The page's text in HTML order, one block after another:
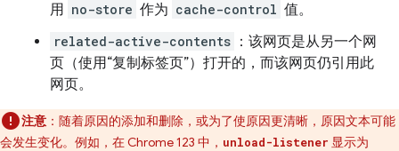
用 no-store 作为 cache-control 值。
related-active-contents ：该网页是从另一个网
页（使用“复制标签页”）打开的，而该网页仍引用此
网页。
注意 ：随着原因的添加和删除，或为了使原因更清晰，原因文本可能
会发生变化。例如，在 Chrome 123 中， unload-listener 显示为